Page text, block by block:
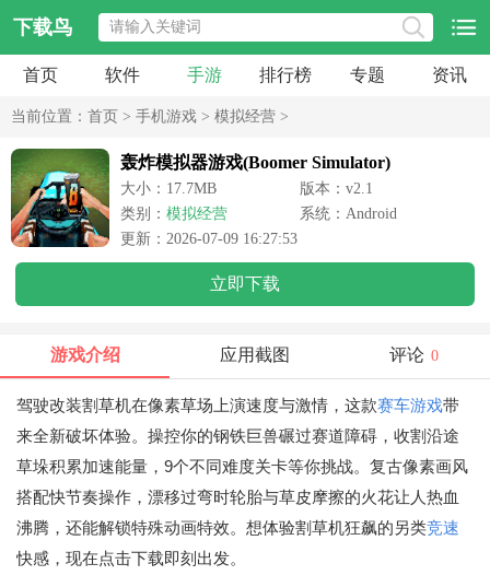
下载鸟
首页 软件 手游 排行榜 专题 资讯
当前位置： 首页 > 手机游戏 > 模拟经营 >
轰炸模拟器游戏(Boomer Simulator)
大小：17.7MB
版本：v2.1
类别： 模拟经营
系统：Android
更新：2026-07-09 16:27:53
立即下载
游戏介绍 应用截图 评论 0
驾驶改装割草机在像素草场上演速度与激情，这款赛车游戏带
来全新破坏体验。操控你的钢铁巨兽碾过赛道障碍，收割沿途
草垛积累加速能量，9个不同难度关卡等你挑战。复古像素画风
搭配快节奏操作，漂移过弯时轮胎与草皮摩擦的火花让人热血
沸腾，还能解锁特殊动画特效。想体验割草机狂飙的另类竞速
快感，现在点击下载即刻出发。